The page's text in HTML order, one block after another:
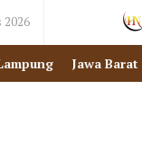
2026
Jawa Barat